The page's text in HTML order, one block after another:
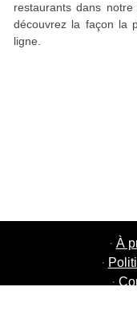
restaurants dans
découvrez la façon la
ligne.
· À
·
·